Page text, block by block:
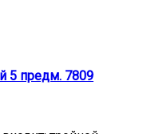
5 предм. 7809